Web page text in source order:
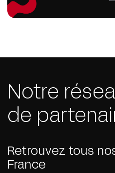
Notre
de
Retrouvez tous
France